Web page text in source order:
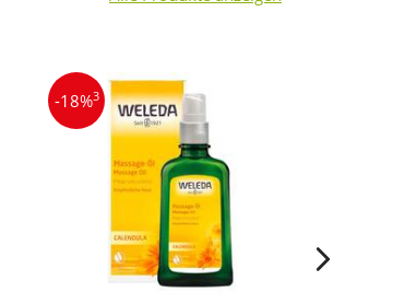
-18%3